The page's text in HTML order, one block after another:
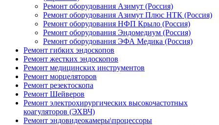
Ремонт оборудования Азимут (Россия)
Ремонт оборудования Азимут Плюс НТК (Россия)
Ремонт оборудования НФП Крыло (Россия)
Ремонт оборудования Эндомедиум (Россия)
Ремонт оборудования ЭФА Медика (Россия)
Ремонт гибких эндоскопов
Ремонт жестких эндоскопов
Ремонт медицинских инструментов
Ремонт морцеляторов
Ремонт резектоскопа
Ремонт Шейверов
Ремонт электрохирургических высокочастотных
коагуляторов (ЭХВЧ)
Ремонт эндовидеокамеры\процессоры